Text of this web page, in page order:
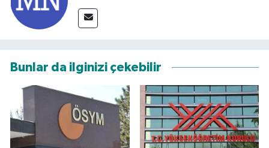
Bunlar da ilginizi çekebilir